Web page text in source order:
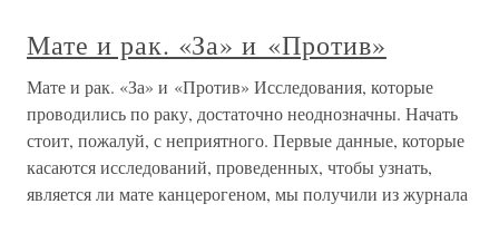
Мате и рак. «За» и «Против»
Мате и рак. «За» и «Против» Исследования, которые
проводились по раку, достаточно неоднозначны. Начать
стоит, пожалуй, с неприятного. Первые данные, которые
касаются исследований, проведенных, чтобы узнать,
является ли мате канцерогеном, мы получили из журнала